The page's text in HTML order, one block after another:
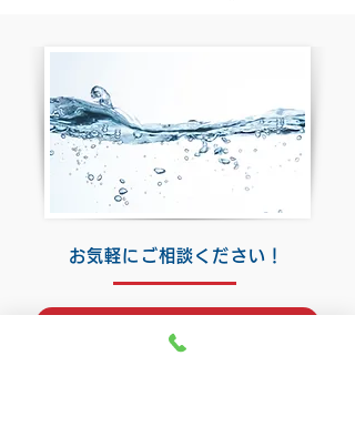
お気軽にご相談ください！
お問合せフォームはこちら